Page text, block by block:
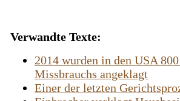
Verwandte Texte:
2014 wurden in den USA
Missbrauchs angeklagt
Einer der letzten